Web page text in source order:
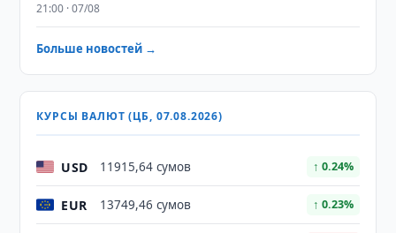
21:00 · 07/08
Больше новостей →
КУРСЫ ВАЛЮТ (ЦБ, 07.08.2026)
USD 11915,64 сумов ↑ 0.24%
EUR 13749,46 сумов ↑ 0.23%